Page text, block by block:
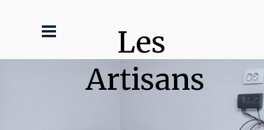
Les
Artisans